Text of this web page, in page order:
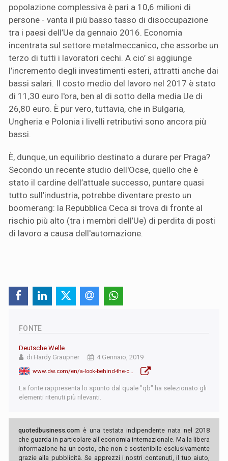
popolazione complessiva è pari a 10,6 milioni di
persone - vanta il più basso tasso di disoccupazione
tra i paesi dell’Ue da gennaio 2016. Economia
incentrata sul settore metalmeccanico, che assorbe un
terzo di tutti i lavoratori cechi. A cio’ si aggiunge
l’incremento degli investimenti esteri, attratti anche dai
bassi salari. Il costo medio del lavoro nel 2017 è stato
di 11,30 euro l'ora, ben al di sotto della media Ue di
26,80 euro. È pur vero, tuttavia, che in Bulgaria,
Ungheria e Polonia i livelli retributivi sono ancora più
bassi.
È, dunque, un equilibrio destinato a durare per Praga?
Secondo un recente studio dell'Ocse, quello che è
stato il cardine dell’attuale successo, puntare quasi
tutto sull’industria, potrebbe diventare presto un
boomerang: la Repubblica Ceca si trova di fronte al
rischio più alto (tra i membri dell’Ue) di perdita di posti
di lavoro a causa dell'automazione.
FONTE
Deutsche Welle
di Hardy Graupner
4 Gennaio, 2019
www.dw.com/en/a-look-behind-the-czech-republics-job-miracle/a-46621162
La fonte rappresenta lo spunto dal quale "qb" ha selezionato gli
elementi ritenuti più rilevanti.
quotedbusiness.com è una testata indipendente nata nel 2018
che guarda in particolare all'economia internazionale. Ma la libera
informazione ha un costo, che non è sostenibile esclusivamente
grazie alla pubblicità. Se apprezzi i nostri contenuti, il tuo aiuto,